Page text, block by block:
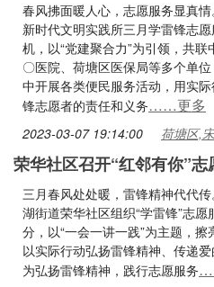
春风拂面暖人心，志愿服务显真
新时代文明实践所三月学雷锋志
机，以“党建聚合力”为引领，共
〇医院、荷塘区医保局等多个单
中开展各类便民服务活动，用实
锋志愿者的责任和义务……更多
2023-03-07 19:14:00 荷塘区,
荣华社区召开“红邻有你”
三月春风处处暖，雷锋精神代代
湖街道荣华社区组织“学雷锋”志
分，以“一会一讲一践”为主题，擦
以实际行动弘扬雷锋精神、传递爱
为弘扬雷锋精神，践行志愿服务